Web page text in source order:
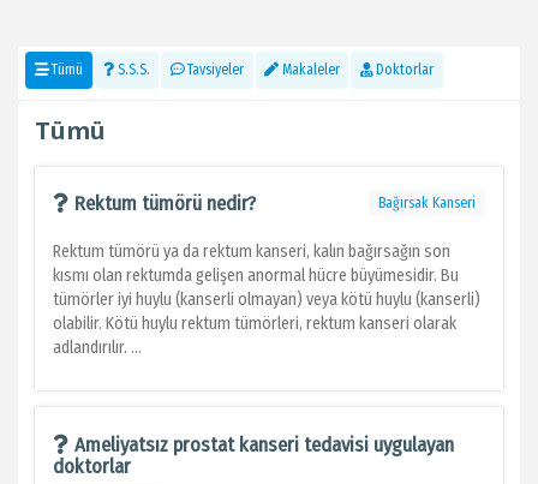
Tümü S.S.S. Tavsiyeler Makaleler Doktorlar
Tümü
Rektum tümörü nedir? Bağırsak Kanseri
Rektum tümörü ya da rektum kanseri, kalın bağırsağın son
kısmı olan rektumda gelişen anormal hücre büyümesidir. Bu
tümörler iyi huylu (kanserli olmayan) veya kötü huylu (kanserli)
olabilir. Kötü huylu rektum tümörleri, rektum kanseri olarak
adlandırılır. ...
Ameliyatsız prostat kanseri tedavisi uygulayan
doktorlar